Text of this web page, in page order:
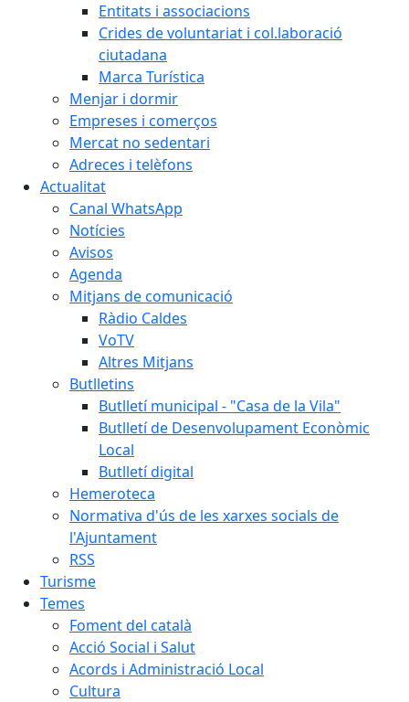
Entitats i associacions
Crides de voluntariat i col.laboració
ciutadana
Marca Turística
Menjar i dormir
Empreses i comerços
Mercat no sedentari
Adreces i telèfons
Actualitat
Canal WhatsApp
Notícies
Avisos
Agenda
Mitjans de comunicació
Ràdio Caldes
VoTV
Altres Mitjans
Butlletins
Butlletí municipal - "Casa de la Vila"
Butlletí de Desenvolupament Econòmic
Local
Butlletí digital
Hemeroteca
Normativa d'ús de les xarxes socials de
l'Ajuntament
RSS
Turisme
Temes
Foment del català
Acció Social i Salut
Acords i Administració Local
Cultura